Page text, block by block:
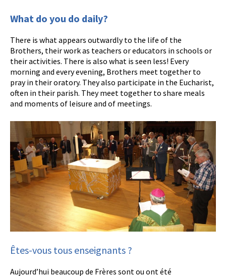
What do you do daily?
There is what appears outwardly to the life of the
Brothers, their work as teachers or educators in schools or
their activities. There is also what is seen less! Every
morning and every evening, Brothers meet together to
pray in their oratory. They also participate in the Eucharist,
often in their parish. They meet together to share meals
and moments of leisure and of meetings.
Êtes-vous tous enseignants ?
Aujourd’hui beaucoup de Frères sont ou ont été